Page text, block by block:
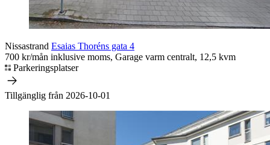
Nissastrand Esaias Thoréns gata 4
700 kr/mån inklusive moms, Garage varm centralt, 12,5 kvm
Parkeringsplatser
Tillgänglig från 2026-10-01